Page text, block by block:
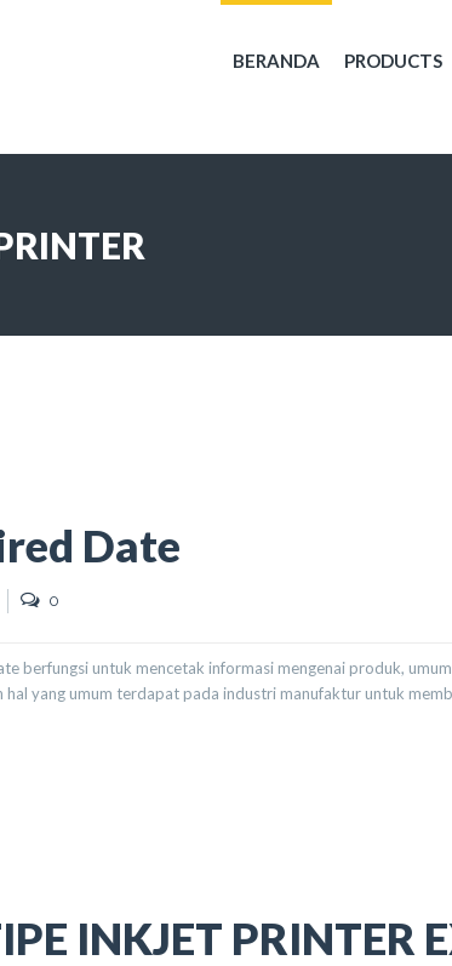
BERANDA PRODUCTS
Date
0
berfungsi untuk mencetak informasi mengenai produk,
yang umum terdapat pada industri manufaktur untuk
INKJET PRINTER